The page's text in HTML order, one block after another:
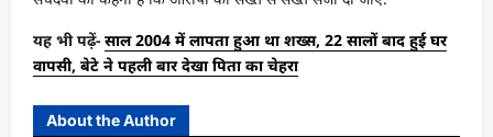
यह भी पढ़ें- साल 2004 में लापता हुआ था शख्स, 22 सालों बाद हुई घर
वापसी, बेटे ने पहली बार देखा पिता का चेहरा
About the Author